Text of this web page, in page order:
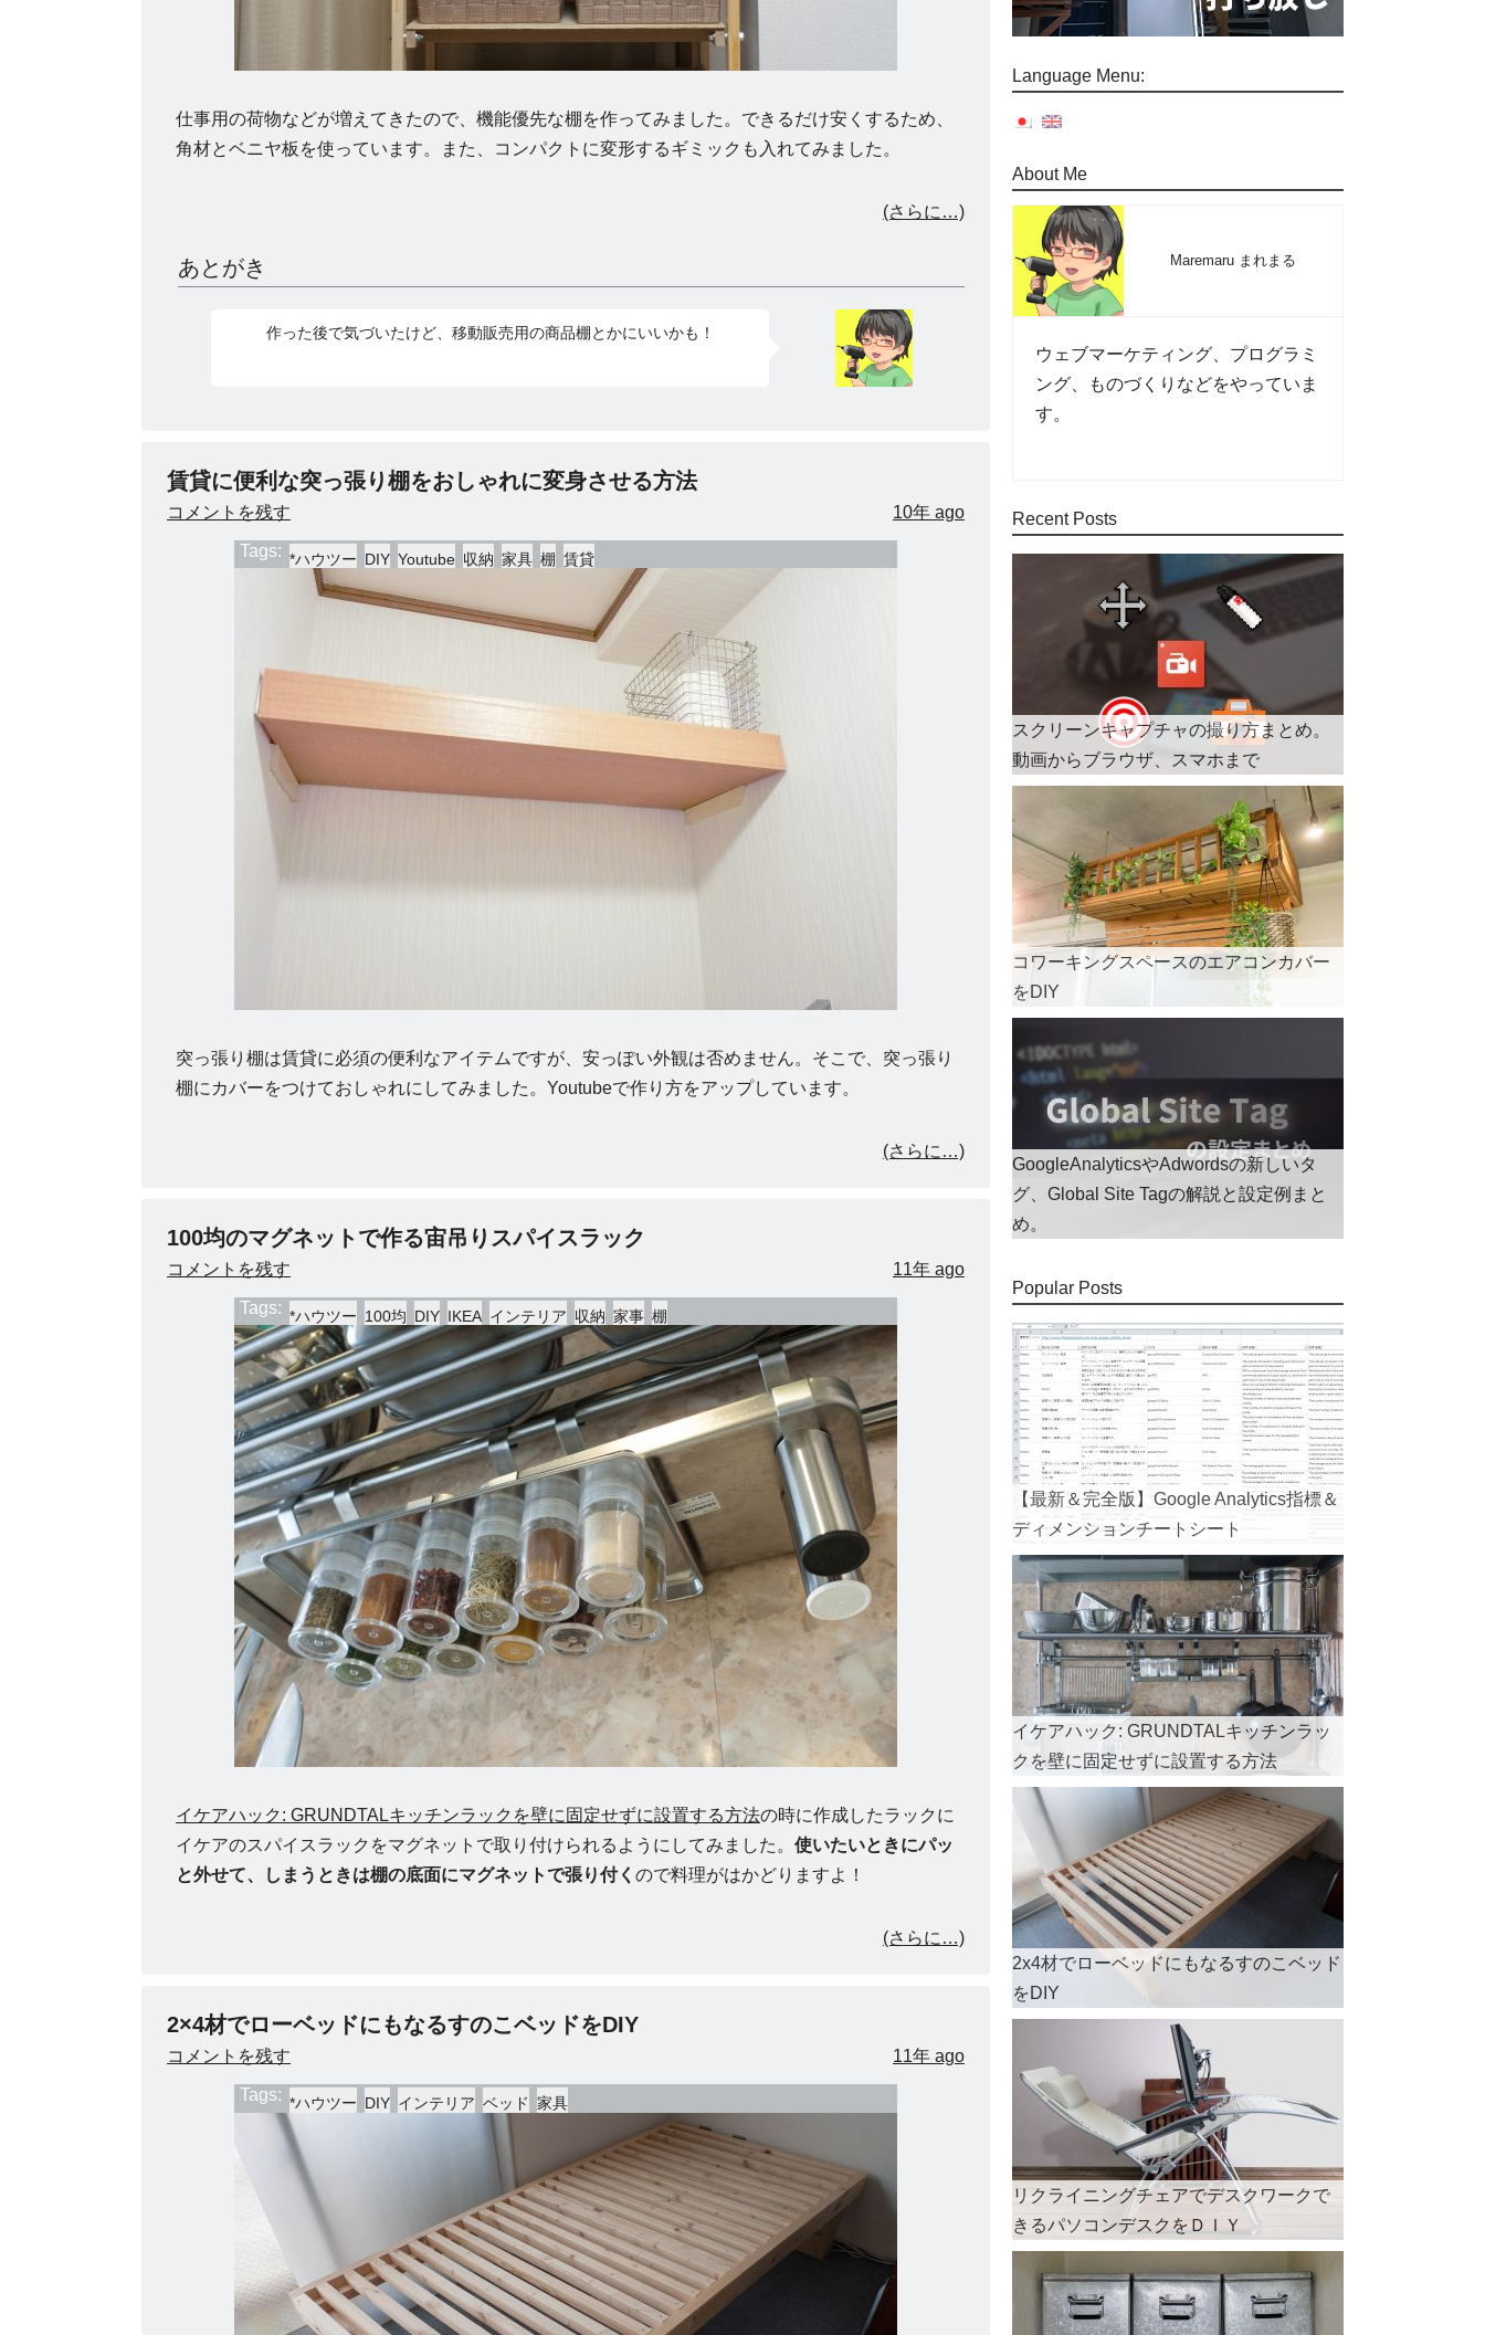
仕事用の荷物などが増えてきたので、機能優先な棚を作ってみました。できるだけ安くするため、
角材とベニヤ板を使っています。また、コンパクトに変形するギミックも入れてみました。
(さらに…)
あとがき
作った後で気づいたけど、移動販売用の商品棚とかにいいかも！
賃貸に便利な突っ張り棚をおしゃれに変身させる方法
コメントを残す 10年 ago
Tags: *ハウツー DIY Youtube 収納 家具 棚 賃貸
突っ張り棚は賃貸に必須の便利なアイテムですが、安っぽい外観は否めません。そこで、突っ張り
棚にカバーをつけておしゃれにしてみました。Youtubeで作り方をアップしています。
(さらに…)
100均のマグネットで作る宙吊りスパイスラック
コメントを残す 11年 ago
Tags: *ハウツー 100均 DIY IKEA インテリア 収納 家事 棚
イケアハック: GRUNDTALキッチンラックを壁に固定せずに設置する方法の時に作成したラックに
イケアのスパイスラックをマグネットで取り付けられるようにしてみました。使いたいときにパッ
と外せて、しまうときは棚の底面にマグネットで張り付くので料理がはかどりますよ！
(さらに…)
2×4材でローベッドにもなるすのこベッドをDIY
コメントを残す 11年 ago
Tags: *ハウツー DIY インテリア ベッド 家具
Language Menu:
About Me
Maremaru まれまる
ウェブマーケティング、プログラミ
ング、ものづくりなどをやっていま
す。
Recent Posts
スクリーンキャプチャの撮り方まとめ。
動画からブラウザ、スマホまで
コワーキングスペースのエアコンカバー
をDIY
GoogleAnalyticsやAdwordsの新しいタ
グ、Global Site Tagの解説と設定例まと
め。
Popular Posts
【最新＆完全版】Google Analytics指標＆
ディメンションチートシート
イケアハック: GRUNDTALキッチンラッ
クを壁に固定せずに設置する方法
2x4材でローベッドにもなるすのこベッド
をDIY
リクライニングチェアでデスクワークで
きるパソコンデスクをＤＩＹ